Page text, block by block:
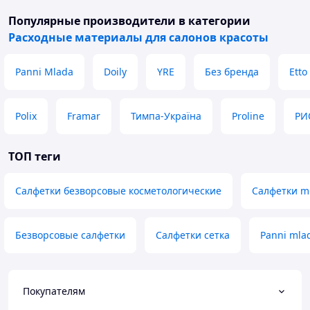
Популярные производители в категории
Расходные материалы для салонов красоты
Panni Mlada Doily YRE Без бренда Etto
Polix Framar Тимпа-Україна Proline
ТОП теги
Салфетки безворсовые косметологические Салфетки
Безворсовые салфетки Салфетки сетка Panni
Покупателям